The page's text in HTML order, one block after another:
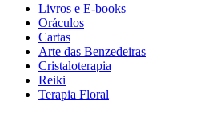
Livros e E-books
Oráculos
Cartas
Arte das Benzedeiras
Cristaloterapia
Reiki
Terapia Floral